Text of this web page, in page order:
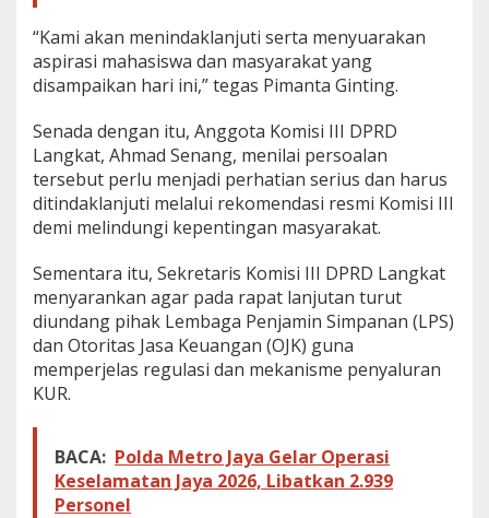
“Kami akan menindaklanjuti serta menyuarakan
aspirasi mahasiswa dan masyarakat yang
disampaikan hari ini,” tegas Pimanta Ginting.
Senada dengan itu, Anggota Komisi III DPRD
Langkat, Ahmad Senang, menilai persoalan
tersebut perlu menjadi perhatian serius dan harus
ditindaklanjuti melalui rekomendasi resmi Komisi III
demi melindungi kepentingan masyarakat.
Sementara itu, Sekretaris Komisi III DPRD Langkat
menyarankan agar pada rapat lanjutan turut
diundang pihak Lembaga Penjamin Simpanan (LPS)
dan Otoritas Jasa Keuangan (OJK) guna
memperjelas regulasi dan mekanisme penyaluran
KUR.
BACA: Polda Metro Jaya Gelar Operasi
Keselamatan Jaya 2026, Libatkan 2.939
Personel